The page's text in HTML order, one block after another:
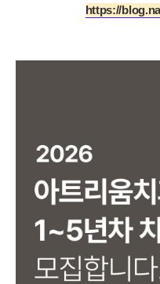
https://